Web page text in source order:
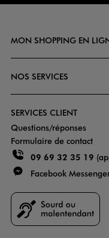
MON SHOPPING EN
NOS SERVICES
SERVICES CLIENT
Questions/réponses
Formulaire de contact
09 69 32 35 19
Facebook